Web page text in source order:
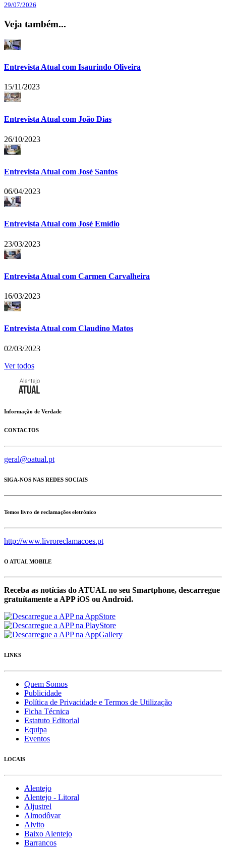
29/07/2026
Veja também...
Entrevista Atual com Isaurindo Oliveira
15/11/2023
Entrevista Atual com João Dias
26/10/2023
Entrevista Atual com José Santos
06/04/2023
Entrevista Atual com José Emídio
23/03/2023
Entrevista Atual com Carmen Carvalheira
16/03/2023
Entrevista Atual com Claudino Matos
02/03/2023
Ver todos
Informação de Verdade
CONTACTOS
geral@oatual.pt
SIGA-NOS NAS REDES SOCIAIS
Temos livro de reclamações eletrónico
http://www.livroreclamacoes.pt
O ATUAL MOBILE
Receba as notícias do ATUAL no seu Smartphone, descarregue
gratuítamente a APP iOS ou Android.
LINKS
Quem Somos
Publicidade
Política de Privacidade e Termos de Utilização
Ficha Técnica
Estatuto Editorial
Equipa
Eventos
LOCAIS
Alentejo
Alentejo - Litoral
Aljustrel
Almodôvar
Alvito
Baixo Alentejo
Barrancos